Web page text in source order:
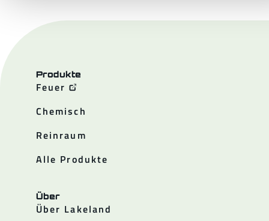
Produkte
Feuer
Chemisch
Reinraum
Alle Produkte
Über
Über Lakeland